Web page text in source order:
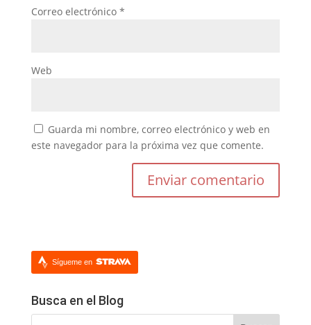
Correo electrónico *
Web
Guarda mi nombre, correo electrónico y web en
este navegador para la próxima vez que comente.
Sígueme en
Busca en el Blog